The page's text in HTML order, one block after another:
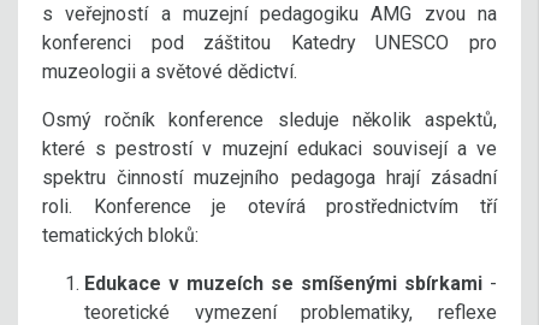
s veřejností a muzejní pedagogiku AMG zvou na
konferenci pod záštitou Katedry UNESCO pro
muzeologii a světové dědictví.
Osmý ročník konference sleduje několik aspektů,
které s pestrostí v muzejní edukaci souvisejí a ve
spektru činností muzejního pedagoga hrají zásadní
roli. Konference je otevírá prostřednictvím tří
tematických bloků:
Edukace v muzeích se smíšenými sbírkami -
teoretické vymezení problematiky, reflexe